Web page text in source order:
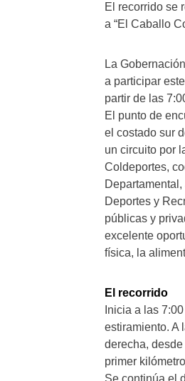
El recorrido se
a “El Caballo
La
a participar
partir de las
El punto de
el costado sur
un circuito por
Coldeportes,
Deportes y
públicas y
excelente
física, la
El recorrido
Inicia a las
estiramiento. A
derecha,
primer
Se continúa el